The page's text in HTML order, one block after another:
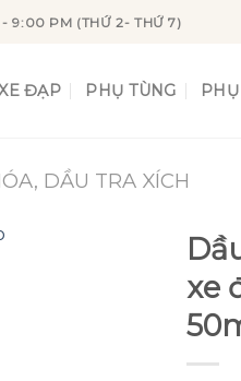
9:00 PM (THỨ 2- THỨ 7)
ĐẠP PHỤ TÙNG
DẦU TRA XÍCH
xe